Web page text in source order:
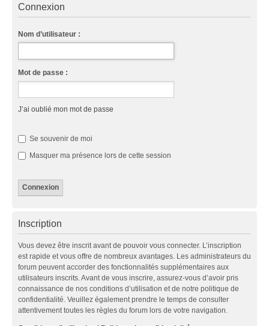
Connexion
Nom d’utilisateur :
Mot de passe :
J’ai oublié mon mot de passe
Se souvenir de moi
Masquer ma présence lors de cette session
Inscription
Vous devez être inscrit avant de pouvoir vous connecter. L’inscription
est rapide et vous offre de nombreux avantages. Les administrateurs du
forum peuvent accorder des fonctionnalités supplémentaires aux
utilisateurs inscrits. Avant de vous inscrire, assurez-vous d’avoir pris
connaissance de nos conditions d’utilisation et de notre politique de
confidentialité. Veuillez également prendre le temps de consulter
attentivement toutes les règles du forum lors de votre navigation.